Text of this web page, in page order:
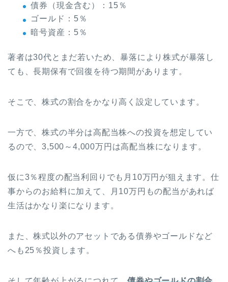
債券（現金含む）：15％
ゴールド：5％
暗号資産：5％
著者は30代とまだ若いため、暴落により株式が暴落し
ても、長期保有で回復を待つ期間があります。
そこで、株式の割合をかなり高く設定しています。
一方で、株式の半分は高配当株への投資を想定してい
るので、3,500～4,000万円は高配当株になります。
仮に3％程度の配当利回りでも月10万円が狙えます。仕
事からのお給料に加えて、月10万円もの配当があれば
生活はかなり楽になります。
また、株式以外のアセットである債券やゴールドなど
へも25％投資します。